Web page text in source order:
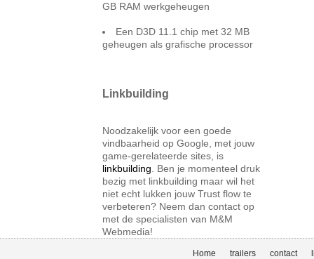
GB RAM werkgeheugen
Een D3D 11.1 chip met 32 MB
geheugen als grafische processor
Linkbuilding
Noodzakelijk voor een goede
vindbaarheid op Google, met jouw
game-gerelateerde sites, is
linkbuilding . Ben je momenteel druk
bezig met linkbuilding maar wil het
niet echt lukken jouw Trust flow te
verbeteren? Neem dan contact op
met de specialisten van M&M
Webmedia!
Home trailers contact